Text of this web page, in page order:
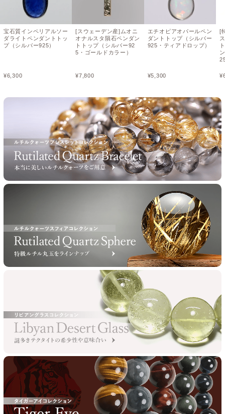
宝石質インペリアルソー
ダライトペンダントトッ
プ（シルバー925）
¥6,300
[スウェーデン産]ムオニ
オナルスタ隕石ペンダン
トトップ（シルバー92
5・ゴールドカラー）
¥7,800
エチオピアオパールペン
ダントトップ（シルバー
925・ティアドロップ）
¥5,300
[
¥